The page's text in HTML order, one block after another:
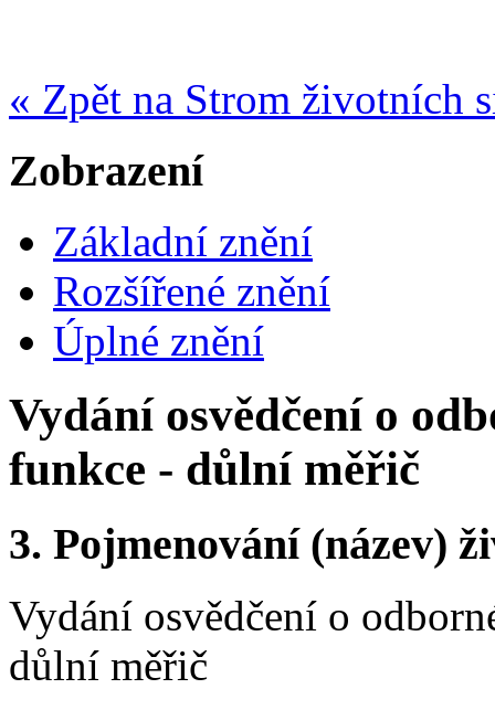
« Zpět na Strom životních
Zobrazení
Základní znění
Rozšířené znění
Úplné znění
Vydání osvědčení o
funkce - důlní měřič
3. Pojmenování (název)
Vydání osvědčení o
důlní měřič